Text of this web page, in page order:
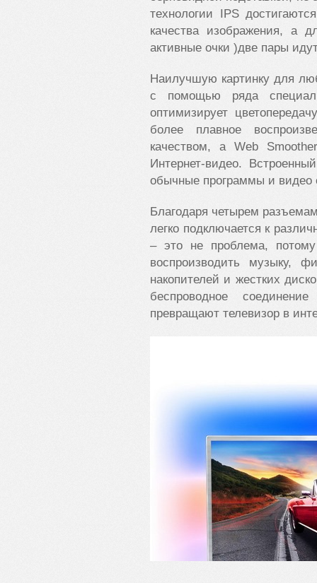
технологии IPS
качества изображения, а
активные очки )две пары
Наилучшую картинку для
с помощью ряда
оптимизирует
более плавное
качеством, а Web
Интернет-видео.
обычные программы и
Благодаря четырем
легко подключается к
– это не проблема,
воспроизводить музыку,
накопителей и жестких
беспроводное
превращают телевизор в